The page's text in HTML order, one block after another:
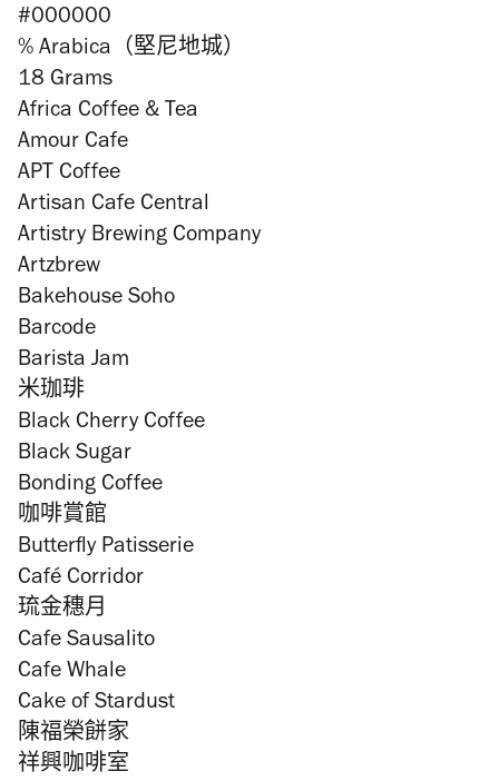
#000000
% Arabica（堅尼地城）
18 Grams
Africa Coffee & Tea
Amour Cafe
APT Coffee
Artisan Cafe Central
Artistry Brewing Company
Artzbrew
Bakehouse Soho
Barcode
Barista Jam
米珈琲
Black Cherry Coffee
Black Sugar
Bonding Coffee
咖啡賞館
Butterfly Patisserie
Café Corridor
琉金穗月
Cafe Sausalito
Cafe Whale
Cake of Stardust
陳福榮餅家
祥興咖啡室